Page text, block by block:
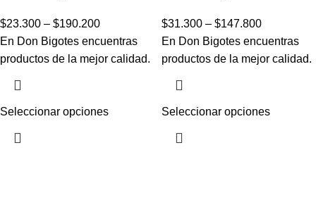
$23.300 – $190.200
En Don Bigotes encuentras
productos de la mejor calidad.
Seleccionar opciones
$31.300 – $147.800
En Don Bigotes encuentras
productos de la mejor calidad.
Seleccionar opciones